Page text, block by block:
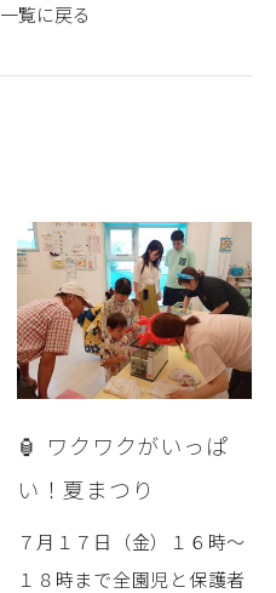
一覧に戻る
🏮 ワクワクがいっぱ
い！夏まつり
７月１７日（金）１６時～
１８時まで全園児と保護者